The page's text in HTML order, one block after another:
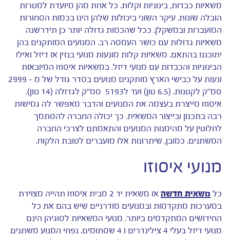
משאיות כבדות, בינוניות וקלות. כל אחת מהן מיועדת למטרות
הובלה שונות. עיקר השוני ביכולות שלהן הינו בכמות הסחורות
המועברות ובמשקלן. ככל שהכמות גדולה יותר כן תידרשנה
משאיות גדולות עם כושר העמסה רב. המנועים המותקנים בהן
יתוכננו בהתאם. משאיות קלות מונעות מנועי בנזין או דיזל ואילו
הבינוניות והכבדות עם מנועי דיזל. במשאיות איסוזו המיובאות
ונעות על כבישי הארץ מותקנים מנועים בסדר גודל של מ – 2999
סמ''ק לקטנות. (6.5 טון) ועד ל5193 סמ''ק לגדולה (14 טון).
איסוזו מייצרת בעצמה את המנועים והדבר מאפשר לה גמישות
רבה בתכנון ובייצור המשאית. כך יכולה החברה להסתמך
לחלוטין על מהימנות המנועים והתאמתם לצרכי החברה
המשתנים. כמובן, שיתרונות אלו מועברים לטובת הלקוח.
מנועי איסוזו
כל משאית חדשה
או משאית יד 2 מבית איסוזו תהייה מצוידת
במערכות מתקדמות ובמנועים מודרניים שיש בהם את כל
החידושים המתקדמים ביותר. מנועי המשאיות לסוגיהן הינם
מנועי דיזל בעלי 4 צילינדרים ו 4 שסתומים. נפחי המנוע משתנים